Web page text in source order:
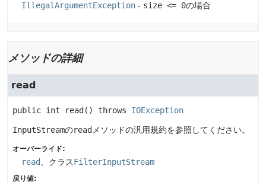
IllegalArgumentException - size <= 0の場合
メソッドの詳細
read
public int read () throws IOException
InputStreamのread メソッドの汎用規約を参照してください。
オーバーライド:
read 、クラスFilterInputStream
戻り値: